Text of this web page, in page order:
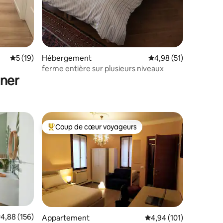
: 4,83 sur 5
Évaluation moyenne sur la base de 19 commentaires : 5 sur 5
5 (19)
Hébergement Évaluation moyenne
4,98 (51)
ferme entière sur plusieurs niveaux
moyenne sur la base de 156 commentaires : 4,88 sur 5
4,88 (156)
Coups de cœur voyageurs les plus appréciés
Coup de cœur voyageurs
Appartement Évaluation moyenne
4,94 (101)